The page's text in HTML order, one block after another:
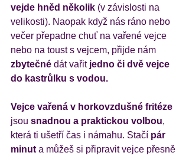
vejde hněd několik (v závislosti na
velikosti). Naopak když nás ráno nebo
večer přepadne chuť na vařené vejce
nebo na toust s vejcem, přijde nám
zbytečné dát vařit jedno či dvě vejce
do kastrůlku s vodou.
Vejce vařená v horkovzdušné fritéze
jsou snadnou a praktickou volbou,
která ti ušetří čas i námahu. Stačí pár
minut a můžeš si připravit vejce přesně